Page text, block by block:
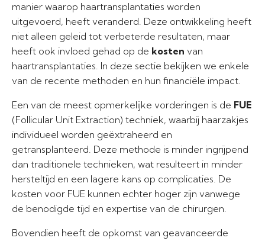
manier waarop haartransplantaties worden
uitgevoerd, heeft veranderd. Deze ontwikkeling heeft
niet alleen geleid tot verbeterde resultaten, maar
heeft ook invloed gehad op de kosten van
haartransplantaties. In deze sectie bekijken we enkele
van de recente methoden en hun financiële impact.
Een van de meest opmerkelijke vorderingen is de FUE
(Follicular Unit Extraction) techniek, waarbij haarzakjes
individueel worden geëxtraheerd en
getransplanteerd. Deze methode is minder ingrijpend
dan traditionele technieken, wat resulteert in minder
hersteltijd en een lagere kans op complicaties. De
kosten voor FUE kunnen echter hoger zijn vanwege
de benodigde tijd en expertise van de chirurgen.
Bovendien heeft de opkomst van geavanceerde